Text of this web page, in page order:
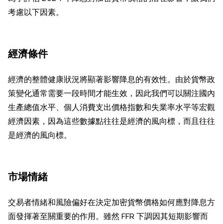
考慮以下因素。
經濟條件
經濟的整體健康狀況將顯著影響降息的有效性。由於貨幣政
策變化通常需要一段時間才能生效，因此我們可以關注國內
生產總值水平、個人消費支出價格指數和失業率水平等宏觀
經濟因素，因為這些數據點往往是經濟的風向標，而且往往
是經濟的風向標。
市場情緒
交易者情緒和風險偏好在決定加密貨幣價格如何應對降息方
面發揮著至關重要的作用。雖然 FFR 下調因其短期影響而